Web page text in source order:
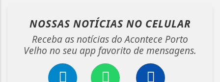
NOSSAS NOTÍCIAS NO CELULAR
Receba as notícias do Acontece Porto
Velho no seu app favorito de mensagens.